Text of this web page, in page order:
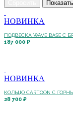
НОВИНКА
ПОДВЕСКА WAVE BASE
187 000 ₽
НОВИНКА
КОЛЬЦО CARTOON C
28 700 ₽